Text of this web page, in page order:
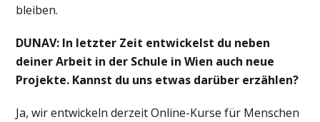
bleiben.
DUNAV: In letzter Zeit entwickelst du neben
deiner Arbeit in der Schule in Wien auch neue
Projekte. Kannst du uns etwas darüber erzählen?
Ja, wir entwickeln derzeit Online-Kurse für Menschen